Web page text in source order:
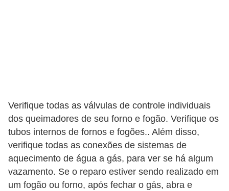
Verifique todas as válvulas de controle individuais
dos queimadores de seu forno e fogão. Verifique os
tubos internos de fornos e fogões.. Além disso,
verifique todas as conexões de sistemas de
aquecimento de água a gás, para ver se há algum
vazamento. Se o reparo estiver sendo realizado em
um fogão ou forno, após fechar o gás, abra e